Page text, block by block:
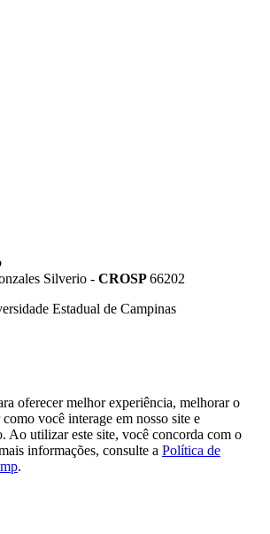
Silverio - CROSP66202
Estadual de Campinas
oferecer melhor experiência, melhorar o
você interage em nosso site e
Ao utilizar este site, você concorda com o
informações, consulte a Política de
.